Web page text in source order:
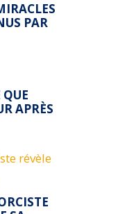
PAR
APRÈS